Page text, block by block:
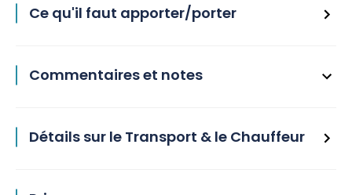
Ce qu'il faut apporter/porter
Commentaires et notes
Détails sur le Transport & le Chauffeur